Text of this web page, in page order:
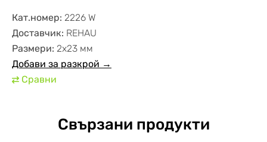
Кат.номер: 2226 W
Доставчик: REHAU
Размери: 2х23 мм
Добави за разкрой →
⇄ Сравни
Свързани продукти